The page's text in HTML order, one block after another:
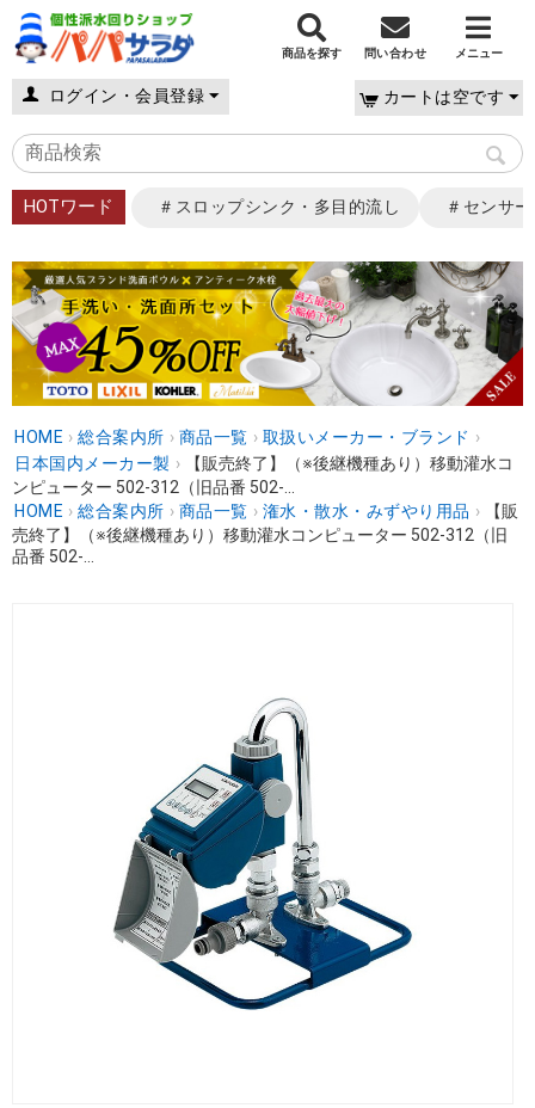
商品を探す 問い合わせ メニュー
ログイン・会員登録 カートは空です
HOTワード ＃スロップシンク・多目的流し ＃センサ
HOME › 総合案内所 › 商品一覧 › 取扱いメーカー・ブランド ›
日本国内メーカー製 ›
【販売終了】（※後継機種あり）移動灌水コ
ンピューター 502-312（旧品番 502-...
HOME › 総合案内所 › 商品一覧 › 潅水・散水・みずやり用品 ›
【販
売終了】（※後継機種あり）移動灌水コンピューター 502-312（旧
品番 502-...